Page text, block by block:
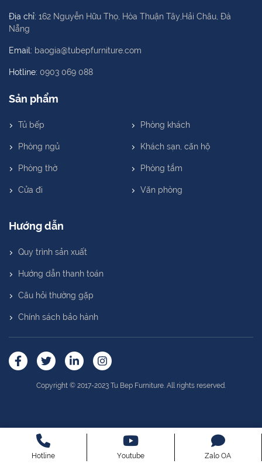
Địa chỉ: 162 Nguyễn Hữu Thọ, Hòa Thuận Tây,Hải Châu, Đà
Nẵng
Email: baogia@tubepfurniture.com
Hotline: 0903 069 088
Sản phẩm
Tủ bếp
Phòng khách
Phòng ngủ
Khách sạn, căn hộ
Phòng thờ
Phòng tắm
Cửa đi
Văn phòng
Hướng dẫn
Quy trình sản xuất
Hướng dẫn thanh toán
Câu hỏi thường gặp
Chính sách bảo hành
Copyright © 2017-2023 Tu Bep Furniture. All rights reserved.
Hotline Youtube Zalo OA